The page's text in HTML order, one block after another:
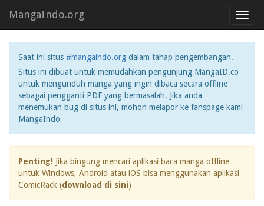
MangaIndo.org
Saat ini situs #mangaindo.org dalam tahap pengembangan.
Situs ini dibuat untuk memudahkan pengunjung MangaID.co
untuk mengunduh manga yang ingin dibaca secara offline
sebagai pengganti PDF yang bermasalah. Jika anda
menemukan bug di situs ini, mohon melapor ke fanspage kami
MangaIndo
Penting! Jika bingung mencari aplikasi baca manga offline
untuk Windows, Android atau iOS bisa menggunakan aplikasi
ComicRack (download di sini)